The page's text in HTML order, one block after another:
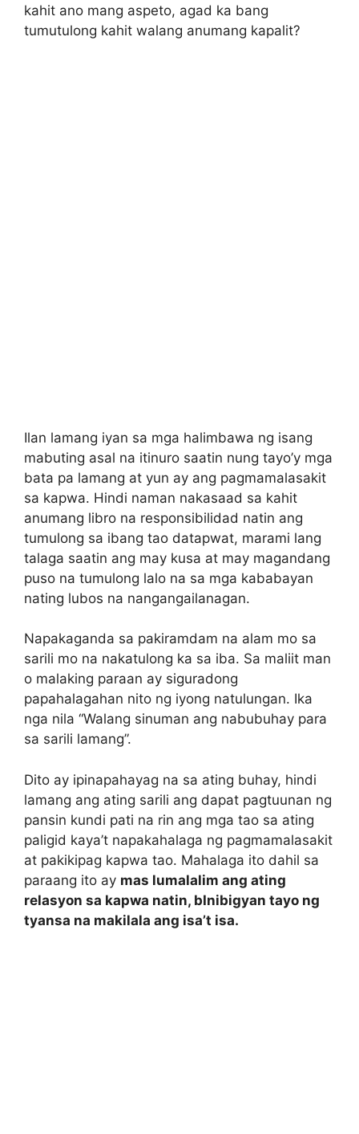
kahit ano mang aspeto, agad ka bang
tumutulong kahit walang anumang kapalit?
Ilan lamang iyan sa mga halimbawa ng isang
mabuting asal na itinuro saatin nung tayo’y mga
bata pa lamang at yun ay ang pagmamalasakit
sa kapwa. Hindi naman nakasaad sa kahit
anumang libro na responsibilidad natin ang
tumulong sa ibang tao datapwat, marami lang
talaga saatin ang may kusa at may magandang
puso na tumulong lalo na sa mga kababayan
nating lubos na nangangailanagan.
Napakaganda sa pakiramdam na alam mo sa
sarili mo na nakatulong ka sa iba. Sa maliit man
o malaking paraan ay siguradong
papahalagahan nito ng iyong natulungan. Ika
nga nila “Walang sinuman ang nabubuhay para
sa sarili lamang”.
Dito ay ipinapahayag na sa ating buhay, hindi
lamang ang ating sarili ang dapat pagtuunan ng
pansin kundi pati na rin ang mga tao sa ating
paligid kaya’t napakahalaga ng pagmamalasakit
at pakikipag kapwa tao. Mahalaga ito dahil sa
paraang ito ay mas lumalalim ang ating
relasyon sa kapwa natin, bInibigyan tayo ng
tyansa na makilala ang isa’t isa.